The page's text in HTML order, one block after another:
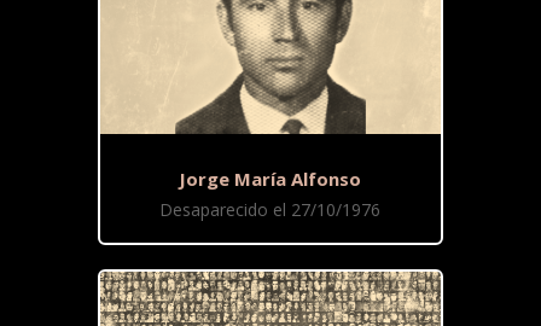
Jorge María Alfonso
Desaparecido el 27/10/1976